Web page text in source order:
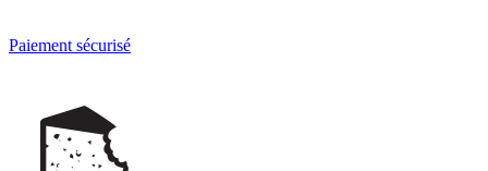
Paiement sécurisé